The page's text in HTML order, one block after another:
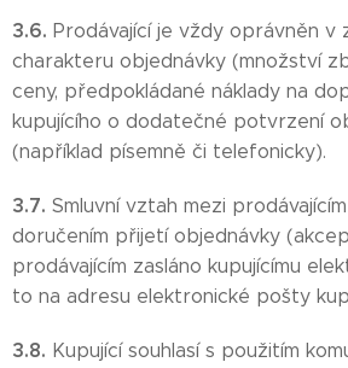
3.6. Prodávající je vždy oprávněn v
charakteru objednávky (množství
ceny, předpokládané náklady na
kupujícího o dodatečné potvrzení
(například písemně či telefonicky).
3.7. Smluvní vztah mezi
doručením přijetí objednávky
prodávajícím zasláno kupujícímu
to na adresu elektronické pošty
3.8. Kupující souhlasí s použitím